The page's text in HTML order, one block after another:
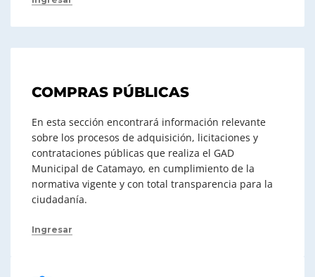
COMPRAS PÚBLICAS
En esta sección encontrará información relevante
sobre los procesos de adquisición, licitaciones y
contrataciones públicas que realiza el GAD
Municipal de Catamayo, en cumplimiento de la
normativa vigente y con total transparencia para la
ciudadanía.
Ingresar